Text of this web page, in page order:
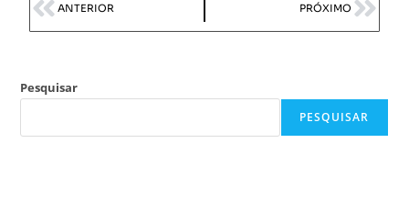
ANTERIOR PRÓXIMO
Pesquisar
PESQUISAR